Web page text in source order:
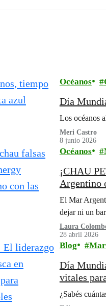
Océanos
Día
Los océanos
Meri Castro
8 junio 2026
Océanos
¡CHAU
Argentino
El Mar
dejar ni un
Laura
28 abril 2026
Blog
Día
vitales
¿Sabés